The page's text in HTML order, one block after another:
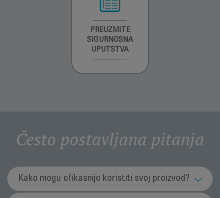
PREUZMITE
SIGURNOSNA
UPUTSTVA
Često postavljana pitanja
Kako mogu efikasnije koristiti svoj proizvod?